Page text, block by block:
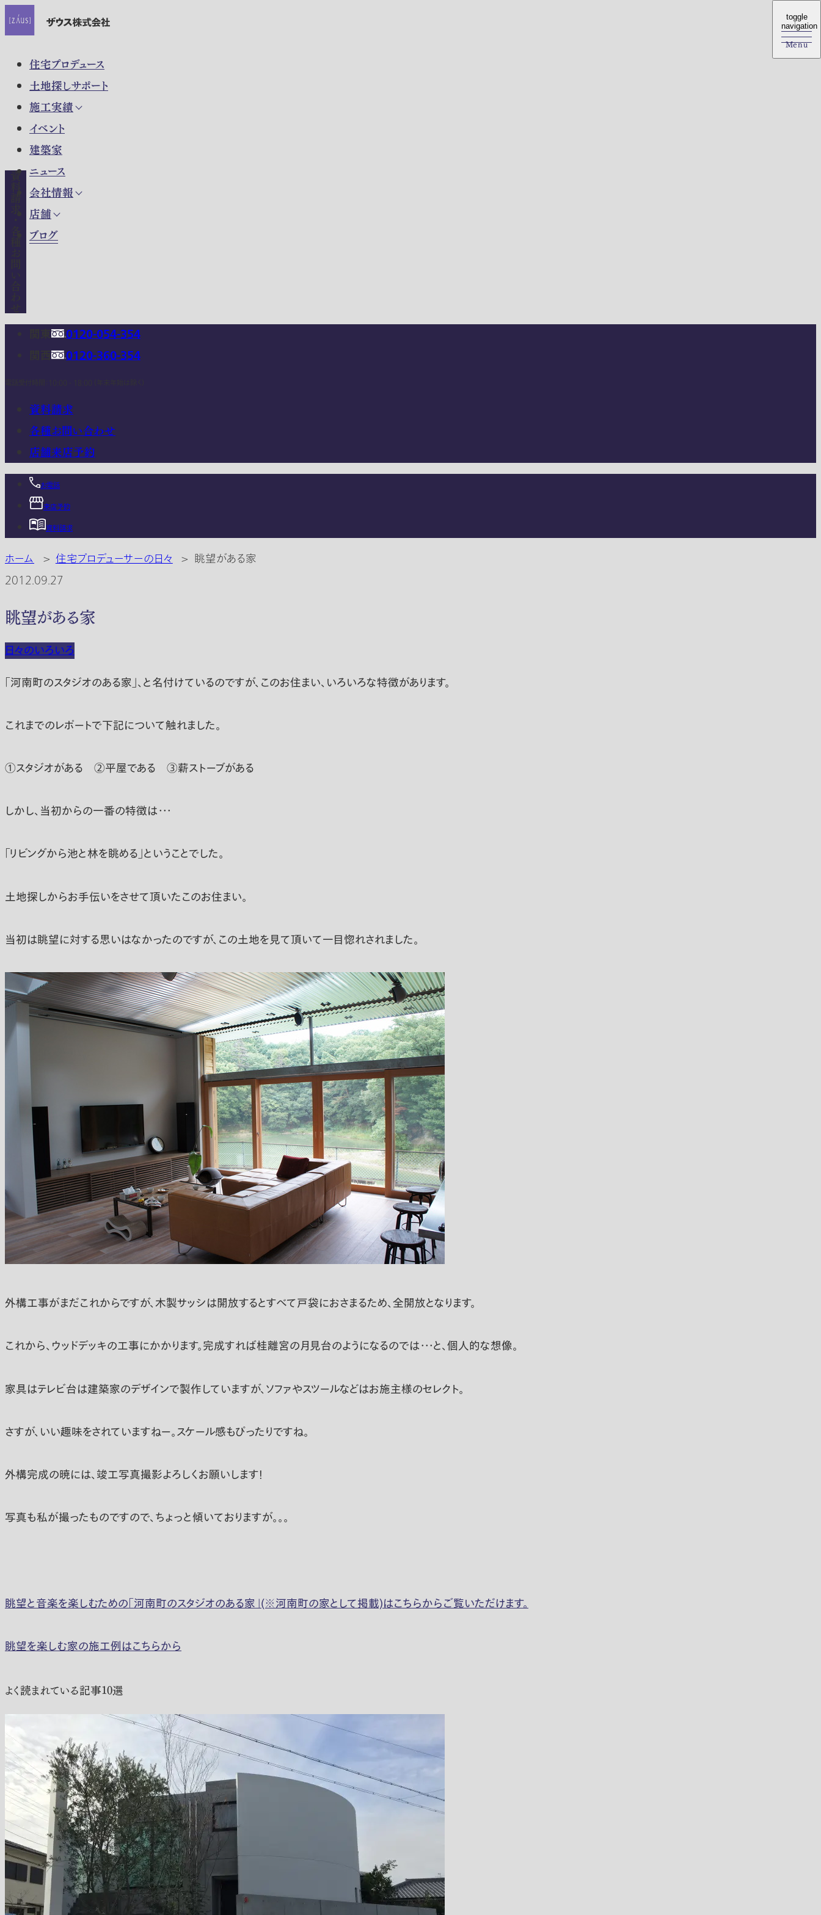
住宅プロデュース
土地探しサポート
施工実績
イベント
建築家
ニュース
会社情報
店舗
ブログ
toggle
navigation
Menu
toggle
navigation
Menu
0120-054-354
0120-360-354
資料請求
各種お問い合わせ
店舗来店予約
お電話
来店予約
資料請求
ホーム > 住宅プロデューサーの日々 > 眺望がある家
2012.09.27
眺望がある家
日々のいろいろ
「河南町のスタジオのある家」、と名付けているのですが、このお住まい、いろいろな特徴があります。
これまでのレポートで下記について触れました。
①スタジオがある ②平屋である ③薪ストーブがある
しかし、当初からの一番の特徴は・・・
「リビングから池と林を眺める」ということでした。
土地探しからお手伝いをさせて頂いたこのお住まい。
当初は眺望に対する思いはなかったのですが、この土地を見て頂いて一目惚れされました。
外構工事がまだこれからですが、木製サッシは開放するとすべて戸袋におさまるため、全開放となります。
これから、ウッドデッキの工事にかかります。完成すれば桂離宮の月見台のようになるのでは・・・と、個人的な想像。
家具はテレビ台は建築家のデザインで製作していますが、ソファやスツールなどはお施主様のセレクト。
さすが、いい趣味をされていますねー。スケール感もぴったりですね。
外構完成の暁には、竣工写真撮影よろしくお願いします！
写真も私が撮ったものですので、ちょっと傾いておりますが。。。
眺望と音楽を楽しむための「河南町のスタジオのある家」(※河南町の家として掲載)はこちらからご覧いただけます。
眺望を楽しむ家の施工例はこちらから
よく読まれている記事10選